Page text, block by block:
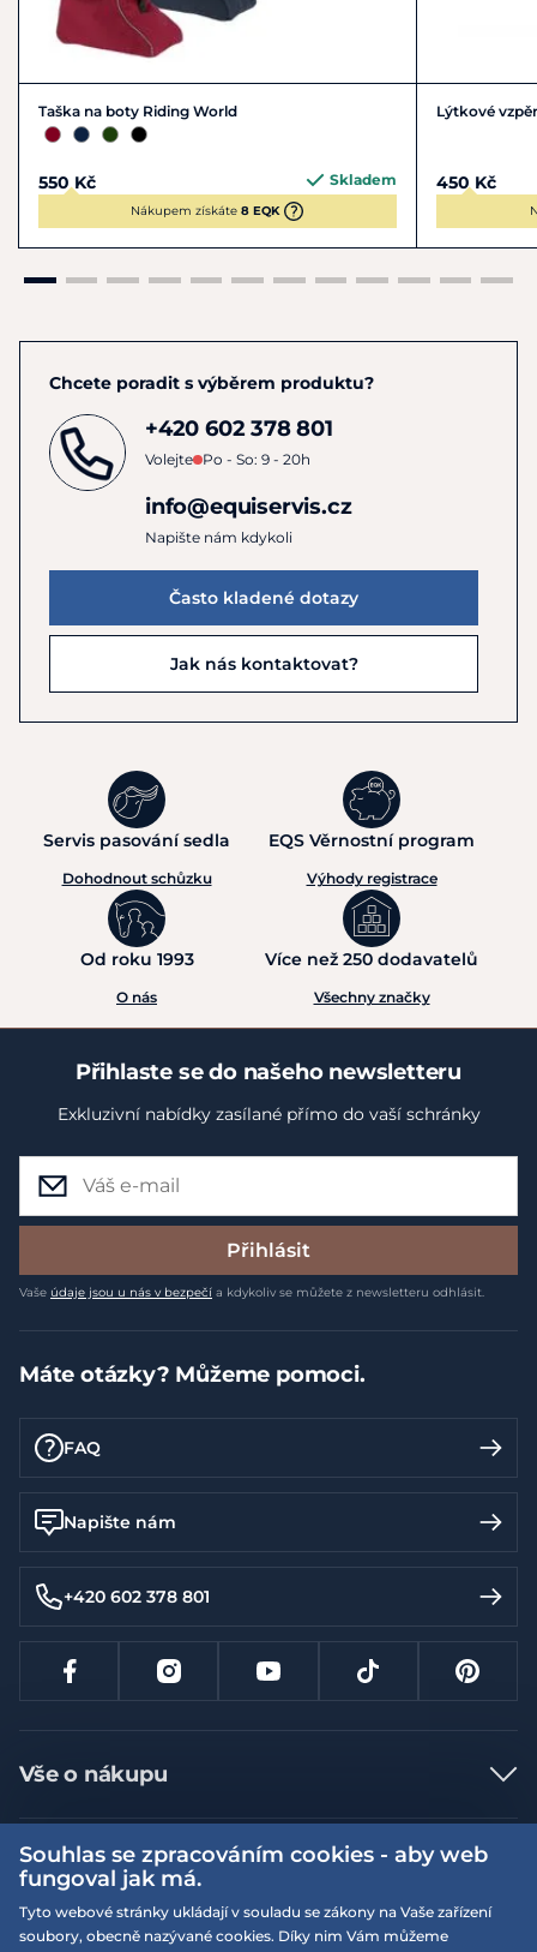
Taška na boty Riding World
550 Kč Skladem
Nákupem získáte8 EQK
Lýtkové
450 Kč
Chcete poradit s výběrem produktu?
+420 602 378 801
Volejte Po - So: 9 - 20h
info@equiservis.cz
Napište nám kdykoli
Často kladené dotazy
Jak nás kontaktovat?
Servis pasování sedla
Dohodnout schůzku
EQS Věrnostní program
Výhody registrace
Od roku 1993
O nás
Více než 250 dodavatelů
Všechny značky
Přihlaste se do našeho newsletteru
Exkluzivní nabídky zasílané přímo do vaší schránky
Přihlásit
Vaše údaje jsou u nás v bezpečí a kdykoliv se můžete z newsletteru odhlásit.
Máte otázky? Můžeme pomoci.
FAQ
Napište nám
+420 602 378 801
Vše o nákupu
Jak nakupovat
Nejčastější dotazy
Doprava a platba
Vrácení a výměna zboží
Více informací
Obchodní podmínky
Souhlas se zpracováním cookies - aby web
fungoval jak má.
Tyto webové stránky ukládají v souladu se zákony na Vaše zařízení
soubory, obecně nazývané cookies. Díky nim Vám můžeme